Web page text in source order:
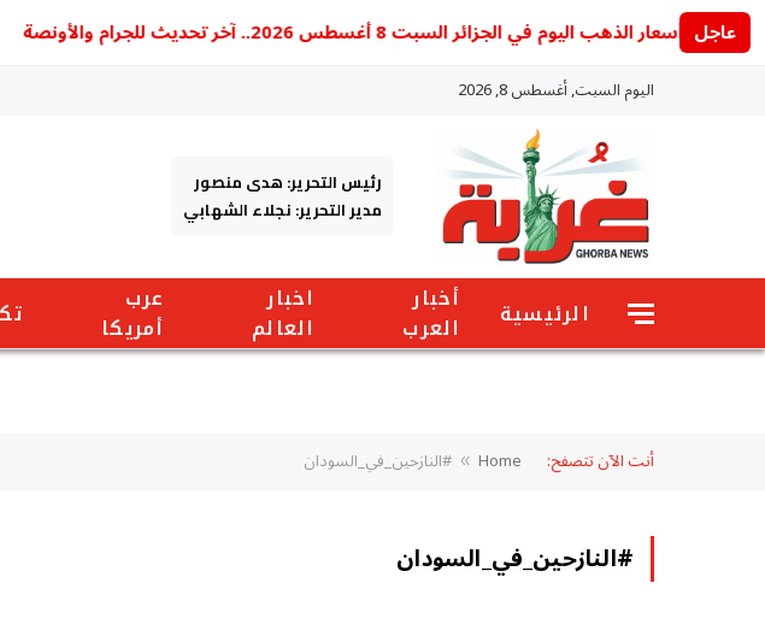
عاجل
أسعار الذهب اليوم في الجزائر السبت 8 أغسطس 2026.. آخر تحديث للجرام والأونصة
اليوم السبت, أغسطس 8, 2026
رئيس التحرير: هدى منصور
مدير التحرير: نجلاء الشهابي
الرئيسية
أخبار
العرب
اخبار
العالم
عرب
أمريكا
أنت الآن تتصفح: Home
» #النازحين_في_السودان
#النازحين_في_السودان